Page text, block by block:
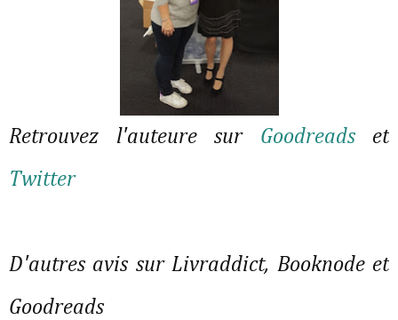
Retrouvez l'auteure sur Goodreadset
Twitter
D'autres avis sur Livraddict, Booknode et
Goodreads